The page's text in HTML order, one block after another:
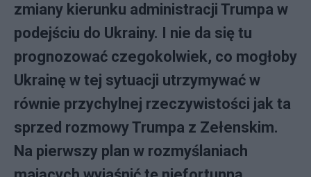
zmiany kierunku administracji Trumpa w
podejściu do Ukrainy. I nie da się tu
prognozować czegokolwiek, co mogłoby
Ukrainę w tej sytuacji utrzymywać w
równie przychylnej rzeczywistości jak ta
sprzed rozmowy Trumpa z Zełenskim.
Na pierwszy plan w rozmyślaniach